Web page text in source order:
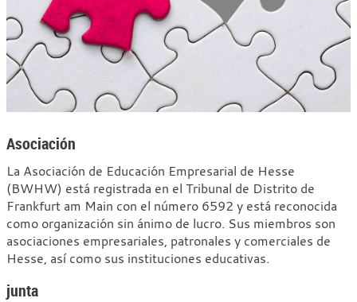
organización
Asociación
La Asociación de Educación Empresarial de Hesse
(BWHW) está registrada en el Tribunal de Distrito de
Frankfurt am Main con el número 6592 y está reconocida
como organización sin ánimo de lucro. Sus miembros son
asociaciones empresariales, patronales y comerciales de
Hesse, así como sus instituciones educativas.
junta